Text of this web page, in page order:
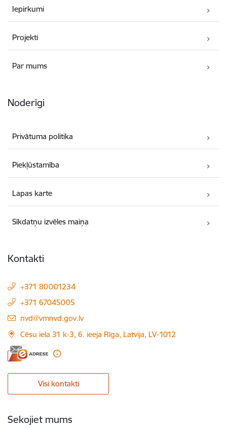
Iepirkumi
Projekti
Par mums
Noderīgi
Privātuma politika
Piekļūstamība
Lapas karte
Sīkdatņu izvēles maiņa
Kontakti
+371 80001234
+371 67045005
E-pasts:
nvd@vmnvd.gov.lv
Cēsu iela 31 k-3, 6. ieeja Rīga, Latvija, LV-1012
Visi kontakti
Sekojiet mums